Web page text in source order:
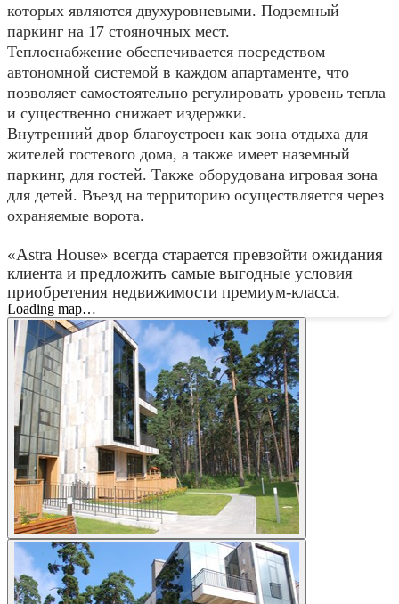
которых являются двухуровневыми. Подземный
паркинг на 17 стояночных мест.
Теплоснабжение обеспечивается посредством
автономной системой в каждом апартаменте, что
позволяет самостоятельно регулировать уровень тепла
и существенно снижает издержки.
Внутренний двор благоустроен как зона отдыха для
жителей гостевого дома, а также имеет наземный
паркинг, для гостей. Также оборудована игровая зона
для детей. Въезд на территорию осуществляется через
охраняемые ворота.
«Astra House» всегда старается превзойти ожидания
клиента и предложить самые выгодные условия
приобретения недвижимости премиум-класса.
Loading map…